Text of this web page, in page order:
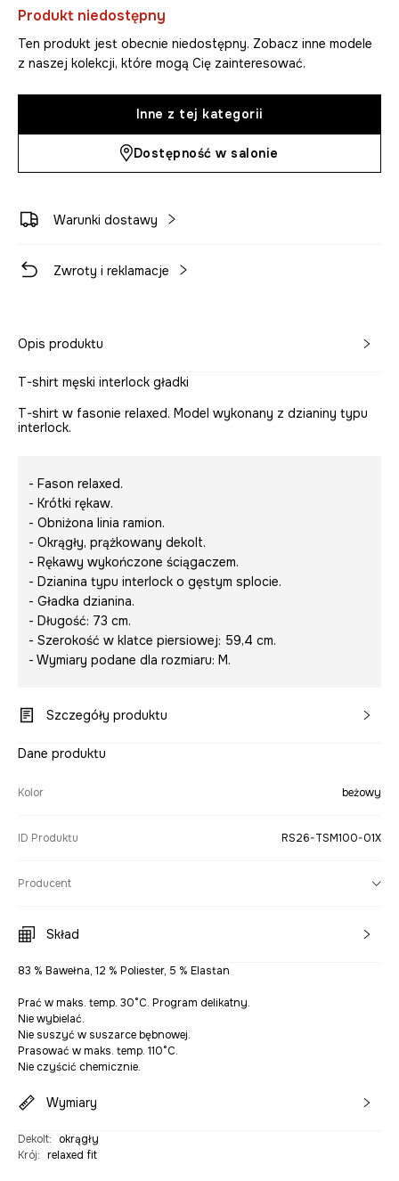
Produkt niedostępny
Ten produkt jest obecnie niedostępny. Zobacz inne modele
z naszej kolekcji, które mogą Cię zainteresować.
Inne z tej kategorii
Dostępność w salonie
Warunki dostawy
Zwroty i reklamacje
Opis produktu
T-shirt męski interlock gładki
T-shirt w fasonie relaxed. Model wykonany z dzianiny typu
interlock.
- Fason relaxed.
- Krótki rękaw.
- Obniżona linia ramion.
- Okrągły, prążkowany dekolt.
- Rękawy wykończone ściągaczem.
- Dzianina typu interlock o gęstym splocie.
- Gładka dzianina.
- Długość: 73 cm.
- Szerokość w klatce piersiowej: 59,4 cm.
- Wymiary podane dla rozmiaru: M.
Szczegóły produktu
Dane produktu
Kolor beżowy
ID Produktu RS26-TSM100-01X
Producent
Skład
83 % Bawełna, 12 % Poliester, 5 % Elastan
Prać w maks. temp. 30°C. Program delikatny.
Nie wybielać.
Nie suszyć w suszarce bębnowej.
Prasować w maks. temp. 110°C.
Nie czyścić chemicznie.
Wymiary
Dekolt:
okrągły
Krój: relaxed fit